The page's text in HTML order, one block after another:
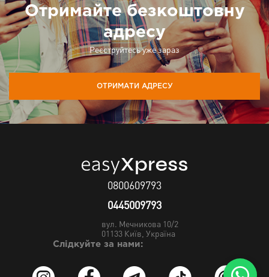
Отримайте безкоштовну
адресу
Реєструйтесь уже зараз
ОТРИМАТИ АДРЕСУ
0800609793
0445009793
вул. Мечникова 10/2
01133 Київ, Україна
Слідкуйте за нами: